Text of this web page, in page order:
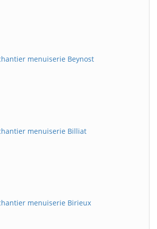
menuiserie Beynost
menuiserie Billiat
menuiserie Birieux